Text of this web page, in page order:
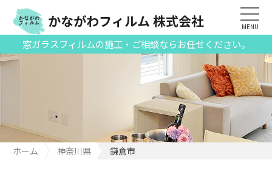
窓ガラスフィルムの施工・ご相談ならお任せください。
かながわフィルム 株式会社 MENU
ホーム 神奈川県 鎌倉市